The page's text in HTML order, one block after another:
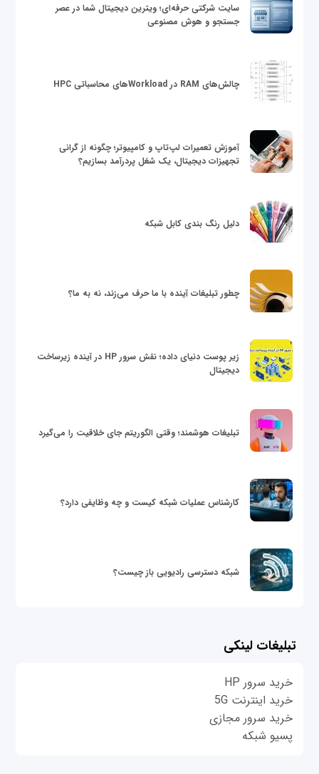
سایت شرکتی حرفه‌ای؛ ویترین دیجیتال شما در عصر
جستجو و هوش مصنوعی
چالش‌های RAM در Workloadهای محاسباتی HPC
آموزش تعمیرات لپ‌تاپ و کامپیوتر؛ چگونه از گرانی
تجهیزات دیجیتال، یک شغل پردرآمد بسازیم؟
دلیل رنگ بندی کابل شبکه
چطور تبلیغات آینده با ما حرف می‌زند، نه به ما؟
زیر پوست دنیای داده؛ نقش سرور HP در آینده زیرساخت
دیجیتال
تبلیغات هوشمند؛ وقتی الگوریتم جای خلاقیت را می‌گیرد
کارشناس عملیات شبکه کیست و چه وظایفی دارد؟
شبکه دسترسی رادیویی باز چیست؟
تبلیغات لینکی
خرید سرور HP
خرید اینترنت 5G
خرید سرور مجازی
پسیو شبکه